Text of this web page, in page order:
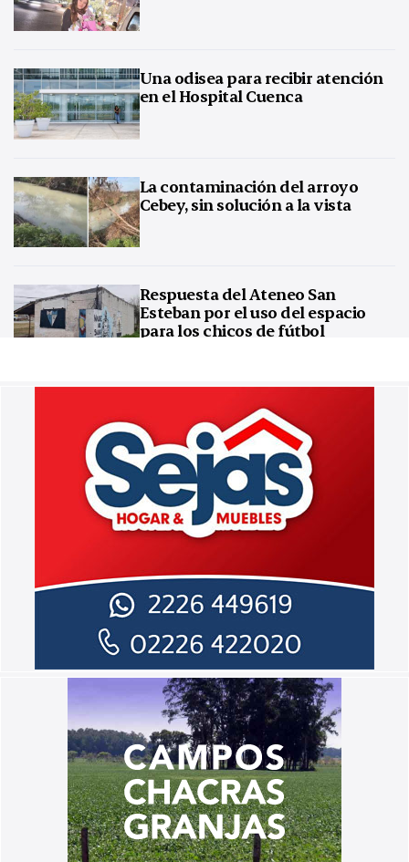
Una odisea para recibir atención
en el Hospital Cuenca
La contaminación del arroyo
Cebey, sin solución a la vista
Respuesta del Ateneo San
Esteban por el uso del espacio
para los chicos de fútbol